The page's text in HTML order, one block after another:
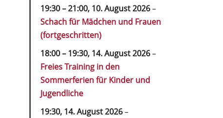
19:30–21:00, 10. August 2026–
Schach für Mädchen und Frauen
(fortgeschritten)
18:00– 19:30, 14. August 2026–
Freies Training in den
Sommerferien für Kinder und
Jugendliche
19:30, 14. August 2026–